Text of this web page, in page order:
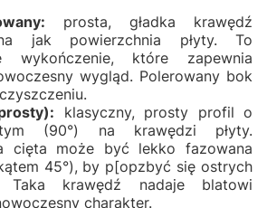
prosta, gładka krawędź
jak powierzchnia płyty. To
wykończenie, które zapewnia
wygląd. Polerowany bok
klasyczny, prosty profil o
(90°) na krawędzi płyty.
cięta może być lekko fazowana
45°), by p[opzbyć się ostrych
Taka krawędź nadaje blatowi
charakter.